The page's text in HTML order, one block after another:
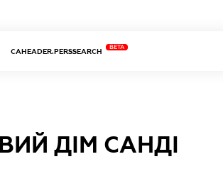
CAHEADER.PERSSEARCH
BETA
ДІМ САНДІ